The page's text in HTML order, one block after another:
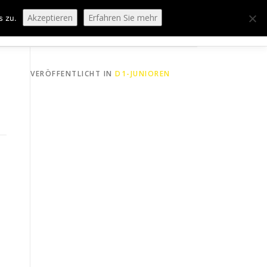
SPORTHEIM „LA CASA“
VERÖFFENTLICHT IN D1-JUNIOREN
zu. Akzeptieren Erfahren Sie mehr